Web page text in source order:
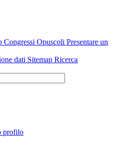
Congressi Opuscoli Presentare un
dati Sitemap Ricerca
profilo